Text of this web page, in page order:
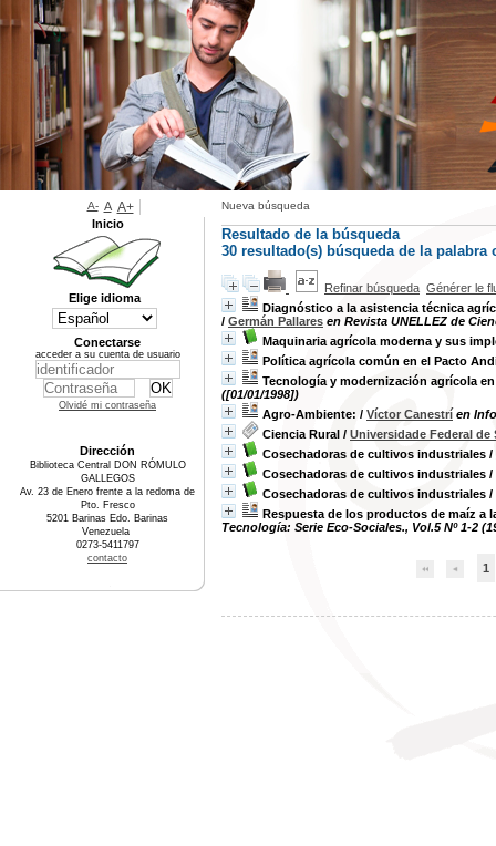
Nueva búsqueda
Resultado de la búsqueda
30 resultado(s) búsqueda de la palabra
Refinar búsqueda Générer le
Diagnóstico a la asistencia técnica
/ Germán Pallares en Revista UNELLEZ de
Maquinaria agrícola moderna y sus
Política agrícola común en el Pacto
Tecnología y modernización agrícola en
([01/01/1998])
Agro-Ambiente: / Víctor Canestrí en
Ciencia Rural / Universidade Federal de
Cosechadoras de cultivos industriales /
Cosechadoras de cultivos industriales /
Cosechadoras de cultivos industriales /
Respuesta de los productos de maíz a
Tecnología: Serie Eco-Sociales., Vol.5 Nº 1-2
1
A- A A+
Inicio
Elige idioma
Conectarse
acceder a su cuenta de usuario
Olvidé mi contraseña
Dirección
Biblioteca Central DON RÓMULO
GALLEGOS
Av. 23 de Enero frente a la redoma de
Pto. Fresco
5201 Barinas Edo. Barinas
Venezuela
0273-5411797
contacto